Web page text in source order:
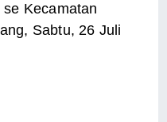
Kecamatan
Sabtu, 26 Juli